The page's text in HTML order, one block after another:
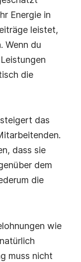
Energie in
leistet,
Wenn du
die
das
dass sie
dem
die
wie
muss nicht